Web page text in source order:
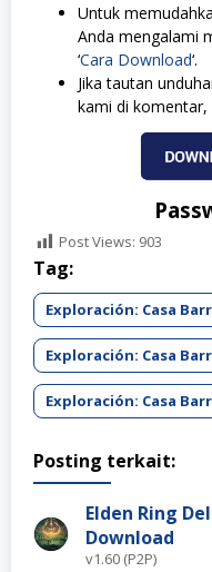
Untuk
Anda mengalami
‘Cara Download‘.
Jika tautan
kami di komentar,
Post Views: 903
Tag:
Exploración: Casa
Exploración: Casa
Exploración: Casa
Posting terkait:
Elden Ring
Download
v1.60 (P2P)